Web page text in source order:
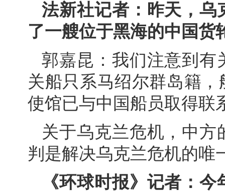
法新社记者：昨天，乌
了一艘位于黑海的中国货
郭嘉昆：我们注意到有
关船只系马绍尔群岛籍
使馆已与中国船员取得联
关于乌克兰危机，中
判是解决乌克兰危机的唯
《环球时报》记者：